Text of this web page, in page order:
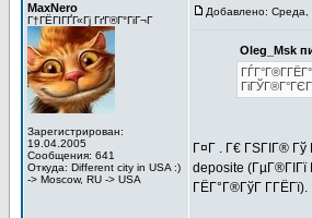
MaxNero
Г†ГЁГІГҐГ«Гј ГґГ®Г°ГіГ¬Г
Зарегистрирован:
19.04.2005
Сообщения: 641
Откуда: Different city in USA :)
-> Moscow, RU -> USA
Добавлено:
Oleg_Msk
Г¤Г . Г€ ГЅГІГ®
deposite
ГЁГ°Г®ГўГ Г­ГЁГї).